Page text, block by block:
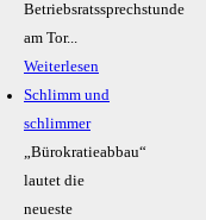
Betriebsratssprechstunde
am Tor...
Weiterlesen
Schlimm und
schlimmer
„Bürokratieabbau“
lautet die
neueste